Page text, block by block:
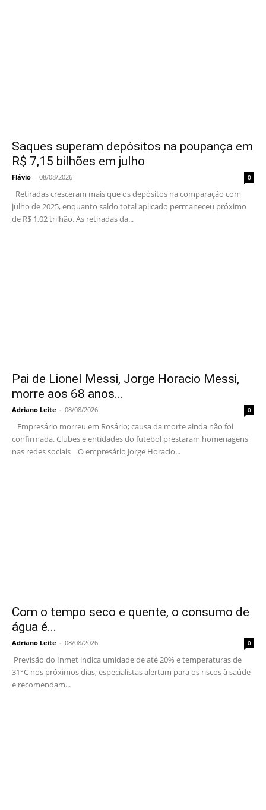
Saques superam depósitos na poupança em
R$ 7,15 bilhões em julho
Flávio - 08/08/2026 0
Retiradas cresceram mais que os depósitos na comparação com
julho de 2025, enquanto saldo total aplicado permaneceu próximo
de R$ 1,02 trilhão. As retiradas da...
Pai de Lionel Messi, Jorge Horacio Messi,
morre aos 68 anos...
Adriano Leite - 08/08/2026 0
Empresário morreu em Rosário; causa da morte ainda não foi
confirmada. Clubes e entidades do futebol prestaram homenagens
nas redes sociais O empresário Jorge Horacio...
Com o tempo seco e quente, o consumo de
água é...
Adriano Leite - 08/08/2026 0
Previsão do Inmet indica umidade de até 20% e temperaturas de
31°C nos próximos dias; especialistas alertam para os riscos à saúde
e recomendam...